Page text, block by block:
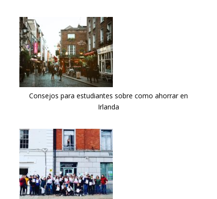
Consejos para estudiantes sobre como ahorrar en
Irlanda